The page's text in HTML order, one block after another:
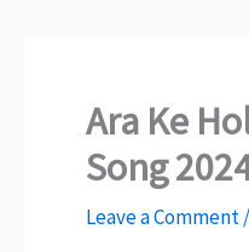
Ara Ke
Song
Leave a Comment